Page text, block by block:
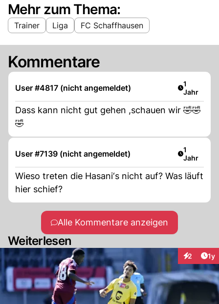
Mehr zum Thema:
Trainer Liga FC Schaffhausen
Kommentare
User #4817 (nicht angemeldet) Artikel
1
Jahr
Dass kann nicht gut gehen ,schauen wir 🤣🤣
🤣
User #7139 (nicht angemeldet) Artikel
1
Jahr
Wieso treten die Hasani‘s nicht auf? Was läuft
hier schief?
Alle Kommentare anzeigen
Weiterlesen
2 1y